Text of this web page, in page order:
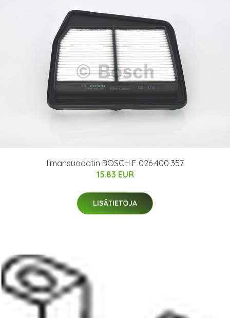
Ilmansuodatin BOSCH F 026 400 357
15.83 EUR
LISÄTIETOJA